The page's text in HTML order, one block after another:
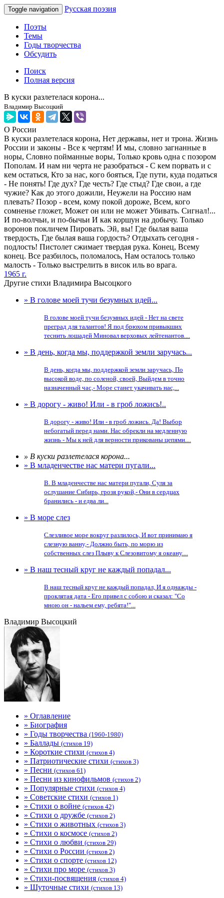
Toggle navigation Русская поэзия
Поэты
Темы
Годы творчества
Обсудить
Поиск
Полная версия
В куски разлетелася корона...
Владимир Высоцкий
О России
В куски разлетелася корона, Нет державы, нет и трона. Жизнь
России и законы - Все к чертям! И мы, словно загнанные в
норы, Словно пойманные воры, Только кровь одна с позором
Пополам. И нам ни черта не разобраться - С кем порвать и с
кем остаться, Кто за нас, кого бояться, Где пути, куда податься
- Не понять! Где дух? Где честь? Где стыд? Где свои, а где
чужие? Как до этого дожили, Неужели на Россию нам
плевать? Позор - всем, кому покой дороже, Всем, кого
сомненье гложет, Может он или не может Убивать. Сигнал!...
И по-волчьи, и по-бычьи И как коршун на добычу. Только
воронов покличем Пировать. Эй, вы! Где былая ваша
твердость, Где былая ваша гордость? Отдыхать сегодня -
подлость! Пистолет сжимает твердая рука. Конец, Всему
конец. Все разбилось, поломалось, Нам осталось только
малость - Только выстрелить в висок иль во врага.
1965 г.
Другие стихи Владимира Высоцкого
» В голове моей тучи безумных идей...
В голове моей тучи безумных идей - Нет на свете
преград для талантов! Я под брюхом привыкших
теснить лошадей Миновал верховых лейтенантов....
» В день, когда мы, поддержкой земли заручась...
В день, когда мы, поддержкой земли заручась, По
высокой воде, по соленой, своей, Выйдем в точно
назначенный час,- Море станет укачивать нас,...
» В дорогу - живо! Или - в гроб ложись!..
В дорогу - живо! Или - в гроб ложись. Да! Выбор
небогатый перед нами. Нас обрекли на медленную
жизнь - Мы к ней для верности прикованы цепями....
» В куски разлетелася корона...
» В младенчестве нас матери пугали...
В. В младенчестве нас матери пугали, Суля за
ослушание Сибирь, грозя рукой,- Они в сердцах
бранились - и едва ли...
» В море слез
Слезливое море вокруг разлилось, И вот принимаю я
слезную ванну,- Должно быть, по морю из
собственных слез Плыву к Слезовитому я океану....
» В наш тесный круг не каждый попадал...
В наш тесный круг не каждый попадал, И я однажды -
проклятая дата - Его привел с собою и сказал: "Со
мною он - нальем ему, ребята!"...
Владимир Высоцкий
» Оглавление
» Биография
» Годы творчества (1960-1980)
» Баллады (стихов 19)
» Короткие стихи (стихов 4)
» Патриотические стихи (стихов 3)
» Песни (стихов 61)
» Песни из кинофильмов (стихов 2)
» Популярные стихи (стихов 4)
» Советские стихи (стихов 1)
» Стихи о войне (стихов 42)
» Стихи о дружбе (стихов 2)
» Стихи о животных (стихов 3)
» Стихи о космосе (стихов 2)
» Стихи о любви (стихов 29)
» Стихи о России (стихов 2)
» Стихи о спорте (стихов 12)
» Стихи про море (стихов 3)
» Стихи-посвящения (стихов 4)
» Шуточные стихи (стихов 13)